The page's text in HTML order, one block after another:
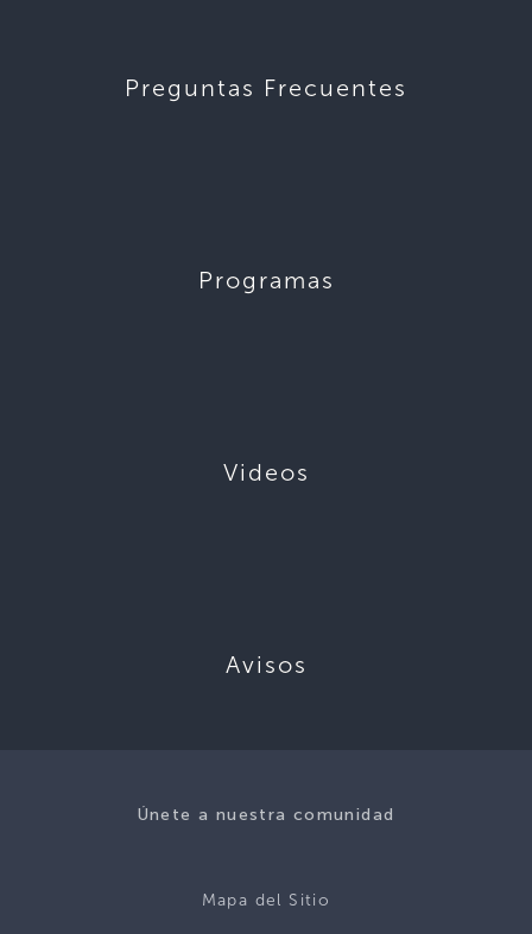
Preguntas Frecuentes
Programas
Videos
Avisos
Únete a nuestra comunidad
Mapa del Sitio